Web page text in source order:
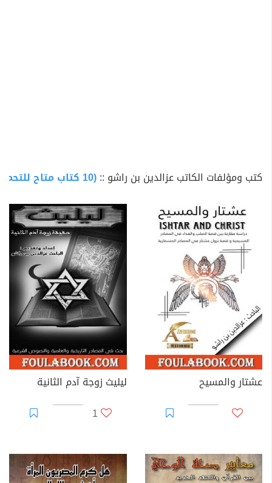
كتب ومؤلفات الكاتب عزالدين بن راشو ::(10 كتاب متاح للتحميل)
عشتار والمسيح
ليليث زوجة آدم الثانية
1